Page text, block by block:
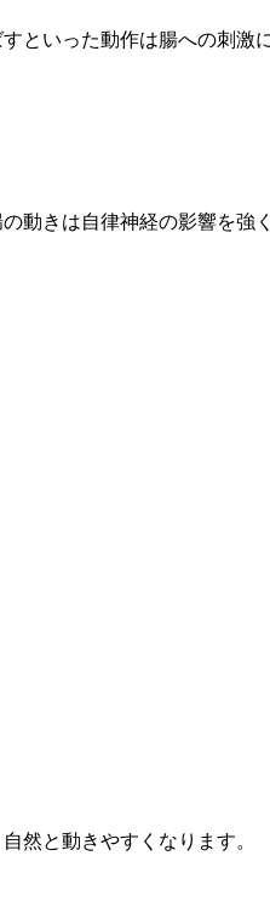
といった動作は腸への刺激
動きは自律神経の影響を強
然と動きやすくなります。